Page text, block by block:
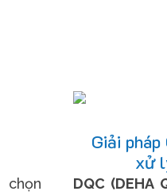
Giải
xử
DQC